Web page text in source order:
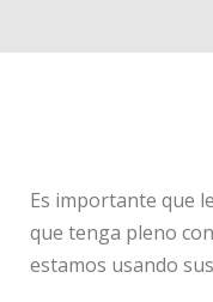
Es importante que
que tenga pleno
estamos usando